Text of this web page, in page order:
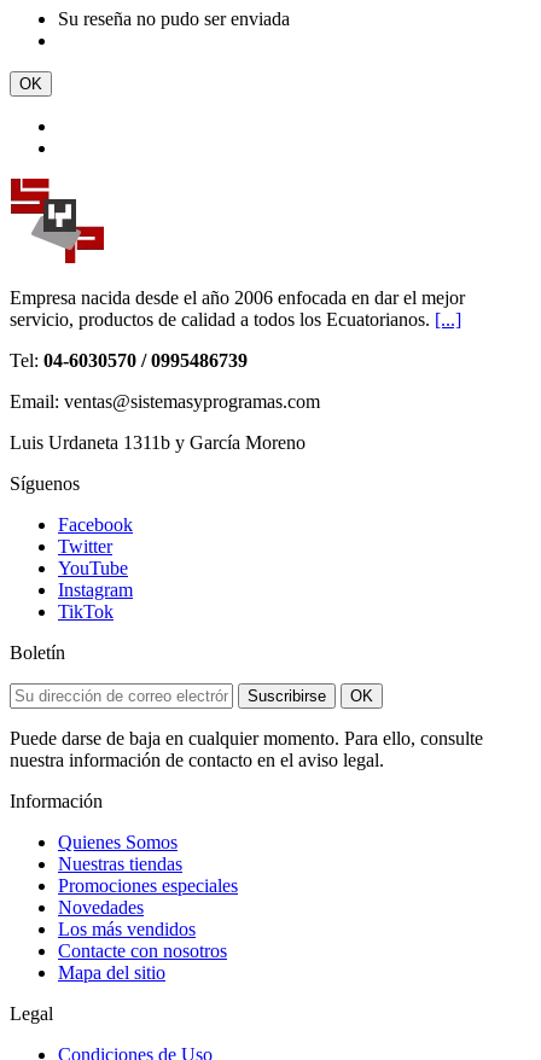
Su reseña no pudo ser enviada
OK
Empresa nacida desde el año 2006 enfocada en dar el mejor
servicio, productos de calidad a todos los Ecuatorianos. [...]
Tel: 04-6030570 / 0995486739
Email: ventas@sistemasyprogramas.com
Luis Urdaneta 1311b y García Moreno
Síguenos
Facebook
Twitter
YouTube
Instagram
TikTok
Boletín
Suscribirse OK
Puede darse de baja en cualquier momento. Para ello, consulte
nuestra información de contacto en el aviso legal.
Información
Quienes Somos
Nuestras tiendas
Promociones especiales
Novedades
Los más vendidos
Contacte con nosotros
Mapa del sitio
Legal
Condiciones de Uso